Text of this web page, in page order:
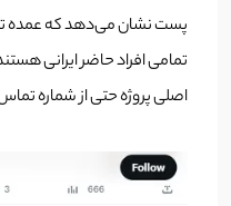
پست نشان می‌دهد که عمده
تمامی افراد حاضر ایرانی
اصلی پروژه حتی از شماره